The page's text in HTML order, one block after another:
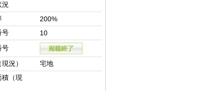
況
200%
号
10
号
況）
宅地
積（現